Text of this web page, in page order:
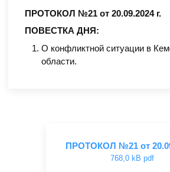
ПРОТОКОЛ №21 от 20.09.2024 г.
ПОВЕСТКА ДНЯ:
О конфликтной ситуации в
области.
ПРОТОКОЛ №21 от
768,0 kB pdf